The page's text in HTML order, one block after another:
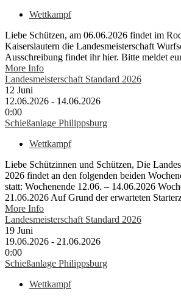
Wettkampf
Liebe Schützen, am 06.06.2026 findet im
Kaiserslautern die Landesmeisterschaft
Ausschreibung findet ihr hier. Bitte meldet
More Info
Landesmeisterschaft Standard 2026
12 Juni
12.06.2026 - 14.06.2026
0:00
Schießanlage Philippsburg
Wettkampf
Liebe Schützinnen und Schützen, Die
2026 findet an den folgenden beiden
statt: Wochenende 12.06. – 14.06.2026
21.06.2026 Auf Grund der erwarteten
More Info
Landesmeisterschaft Standard 2026
19 Juni
19.06.2026 - 21.06.2026
0:00
Schießanlage Philippsburg
Wettkampf